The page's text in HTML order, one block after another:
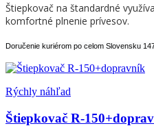
Štiepkovač na štandardné
komfortné plnenie prívesov.
Doručenie kuriérom po celom Slovensku
Rýchly náhľad
Štiepkovač R-